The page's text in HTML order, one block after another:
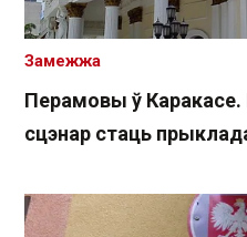
Перамовы ў Каракасе.
сцэнар стаць
Замежжа